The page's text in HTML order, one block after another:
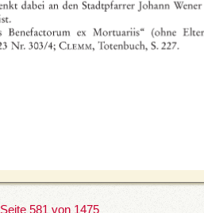
Seite 581 von 1475